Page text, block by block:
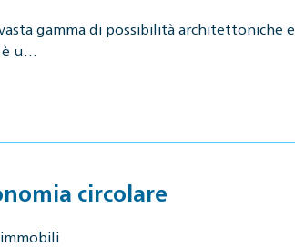
gamma di possibilità architettoniche
u…
circolare